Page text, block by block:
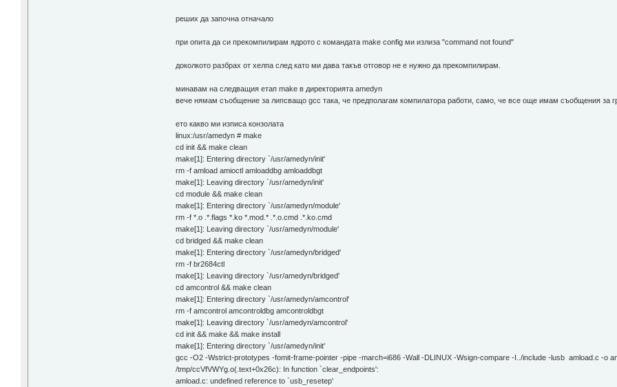
реших да започна отначало
при опита да си прекомпилирам ядрото с командата make config ми излиза "command not found"
доколкото разбрах от хелпа след като ми дава такъв отговор не е нужно да прекомпилирам.
минавам на следващия етап make в директорията amedyn
вече нямам съобщение за липсващо gcc така, че предполагам компилатора работи, само, че все още имам съобщения за
ето какво ми изписа конзолата
linux:/usr/amedyn # make
cd init && make clean
make[1]: Entering directory `/usr/amedyn/init'
rm -f amload amioctl amloaddbg amloaddbgt
make[1]: Leaving directory `/usr/amedyn/init'
cd module && make clean
make[1]: Entering directory `/usr/amedyn/module'
rm -f *.o .*.flags *.ko *.mod.* .*.o.cmd .*.ko.cmd
make[1]: Leaving directory `/usr/amedyn/module'
cd bridged && make clean
make[1]: Entering directory `/usr/amedyn/bridged'
rm -f br2684ctl
make[1]: Leaving directory `/usr/amedyn/bridged'
cd amcontrol && make clean
make[1]: Entering directory `/usr/amedyn/amcontrol'
rm -f amcontrol amcontroldbg amcontroldbgt
make[1]: Leaving directory `/usr/amedyn/amcontrol'
cd init && make && make install
make[1]: Entering directory `/usr/amedyn/init'
gcc -O2 -Wstrict-prototypes -fomit-frame-pointer -pipe -march=i686 -Wall -DLINUX -Wsign-compare -I../include -lusb amload.c -o
/tmp/ccVfVWYg.o(.text+0x26c): In function `clear_endpoints':
amload.c: undefined reference to `usb_resetep'